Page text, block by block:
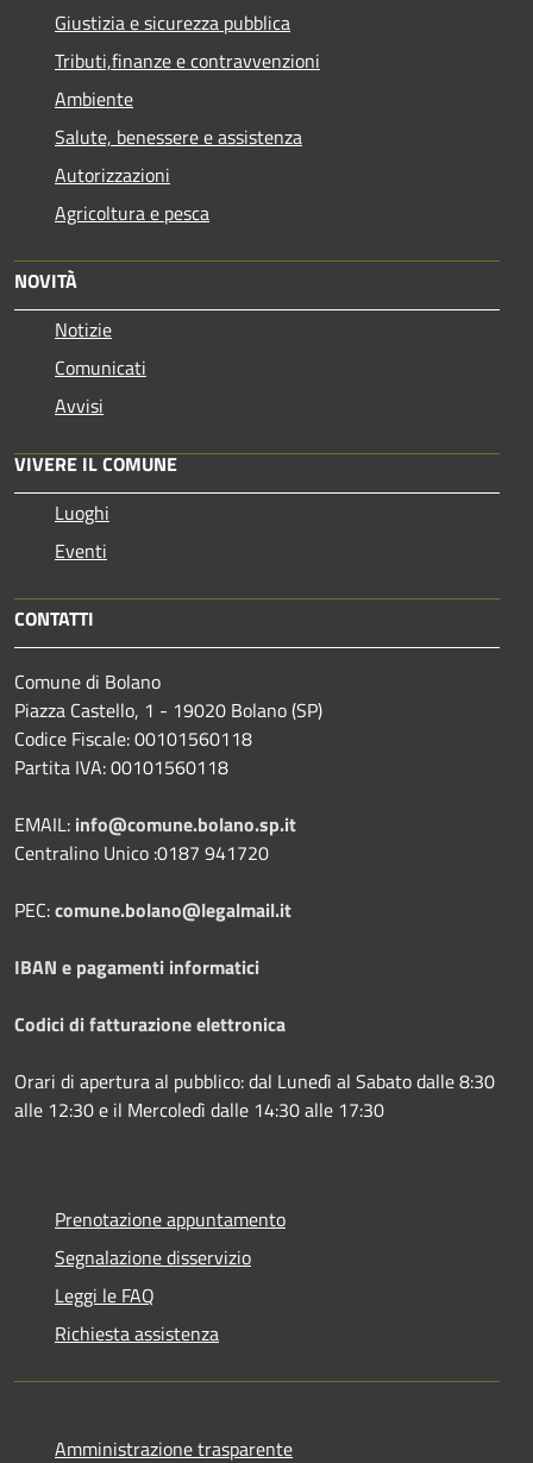
Giustizia e sicurezza pubblica
Tributi,finanze e contravvenzioni
Ambiente
Salute, benessere e assistenza
Autorizzazioni
Agricoltura e pesca
NOVITÀ
Notizie
Comunicati
Avvisi
VIVERE IL COMUNE
Luoghi
Eventi
CONTATTI
Comune di Bolano
Piazza Castello, 1 - 19020 Bolano (SP)
Codice Fiscale: 00101560118
Partita IVA: 00101560118
EMAIL: info@comune.bolano.sp.it
Centralino Unico :0187 941720
PEC:comune.bolano@legalmail.it
IBAN e pagamenti informatici
Codici di fatturazione elettronica
Orari di apertura al pubblico: dal Lunedì al Sabato dalle 8:30
alle 12:30 e il Mercoledì dalle 14:30 alle 17:30
Prenotazione appuntamento
Segnalazione disservizio
Leggi le FAQ
Richiesta assistenza
Amministrazione trasparente